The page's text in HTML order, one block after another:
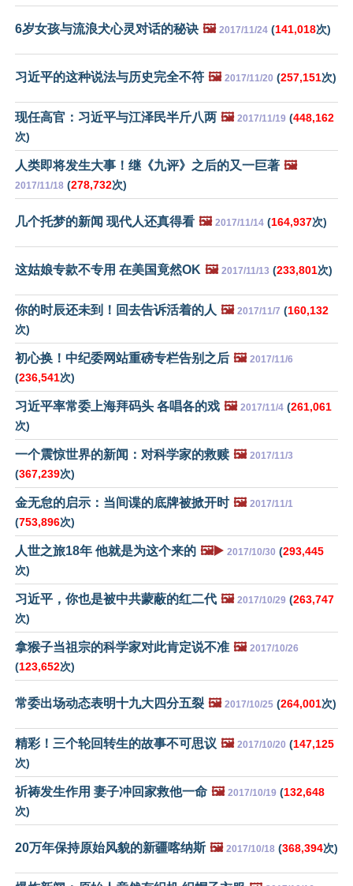
6岁女孩与流浪犬心灵对话的秘诀 🖼️ 2017/11/24 (141,018次)
习近平的这种说法与历史完全不符 🖼️ 2017/11/20 (257,151次)
现任高官：习近平与江泽民半斤八两 🖼️ 2017/11/19 (448,162
次)
人类即将发生大事！继《九评》之后的又一巨著 🖼️
2017/11/18 (278,732次)
几个托梦的新闻 现代人还真得看 🖼️ 2017/11/14 (164,937次)
这姑娘专款不专用 在美国竟然OK 🖼️ 2017/11/13 (233,801次)
你的时辰还未到！回去告诉活着的人 🖼️ 2017/11/7 (160,132
次)
初心换！中纪委网站重磅专栏告别之后 🖼️ 2017/11/6
(236,541次)
习近平率常委上海拜码头 各唱各的戏 🖼️ 2017/11/4 (261,061
次)
一个震惊世界的新闻：对科学家的救赎 🖼️ 2017/11/3
(367,239次)
金无怠的启示：当间谍的底牌被掀开时 🖼️ 2017/11/1
(753,896次)
人世之旅18年 他就是为这个来的 🖼️▶️ 2017/10/30 (293,445
次)
习近平，你也是被中共蒙蔽的红二代 🖼️ 2017/10/29 (263,747
次)
拿猴子当祖宗的科学家对此肯定说不准 🖼️ 2017/10/26
(123,652次)
常委出场动态表明十九大四分五裂 🖼️ 2017/10/25 (264,001次)
精彩！三个轮回转生的故事不可思议 🖼️ 2017/10/20 (147,125
次)
祈祷发生作用 妻子冲回家救他一命 🖼️ 2017/10/19 (132,648
次)
20万年保持原始风貌的新疆喀纳斯 🖼️ 2017/10/18 (368,394次)